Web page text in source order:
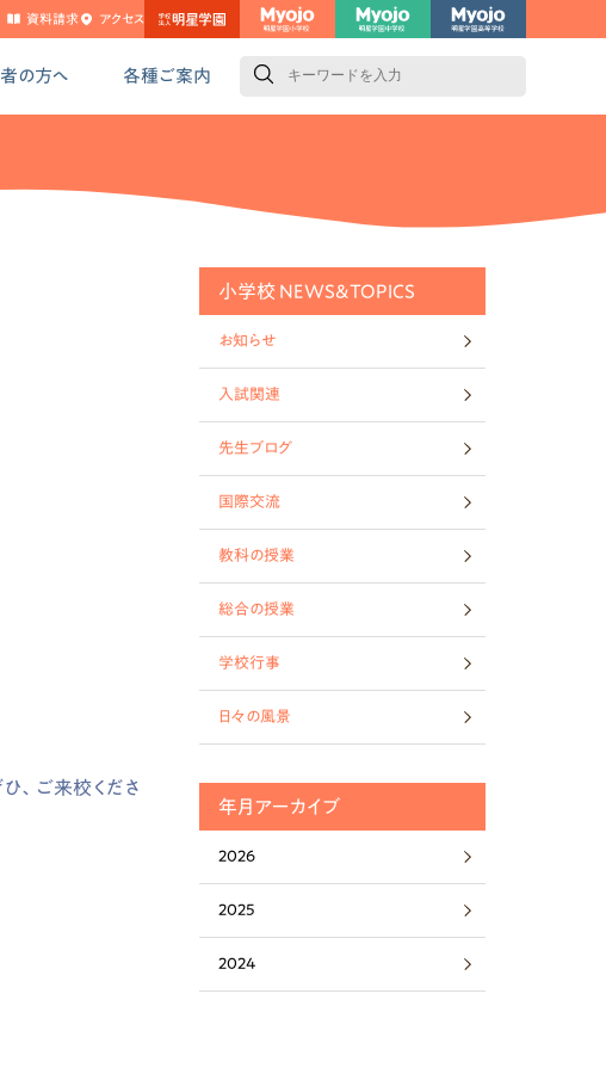
資料請求 アクセス
の方へ 各種ご案内
、ご来校くださ
小学校 NEWS&TOPICS
お知らせ
入試関連
先生ブログ
国際交流
教科の授業
総合の授業
学校行事
日々の風景
年月アーカイブ
2026
2025
2024